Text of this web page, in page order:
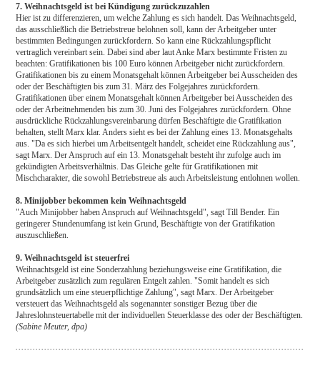
7. Weihnachtsgeld ist bei Kündigung zurückzuzahlen
Hier ist zu differenzieren, um welche Zahlung es sich handelt. Das Weihnachtsgeld,
das ausschließlich die Betriebstreue belohnen soll, kann der Arbeitgeber unter
bestimmten Bedingungen zurückfordern. So kann eine Rückzahlungspflicht
vertraglich vereinbart sein. Dabei sind aber laut Anke Marx bestimmte Fristen zu
beachten: Gratifikationen bis 100 Euro können Arbeitgeber nicht zurückfordern.
Gratifikationen bis zu einem Monatsgehalt können Arbeitgeber bei Ausscheiden des
oder der Beschäftigten bis zum 31. März des Folgejahres zurückfordern.
Gratifikationen über einem Monatsgehalt können Arbeitgeber bei Ausscheiden des
oder der Arbeitnehmenden bis zum 30. Juni des Folgejahres zurückfordern. Ohne
ausdrückliche Rückzahlungsvereinbarung dürfen Beschäftigte die Gratifikation
behalten, stellt Marx klar. Anders sieht es bei der Zahlung eines 13. Monatsgehalts
aus. "Da es sich hierbei um Arbeitsentgelt handelt, scheidet eine Rückzahlung aus",
sagt Marx. Der Anspruch auf ein 13. Monatsgehalt besteht ihr zufolge auch im
gekündigten Arbeitsverhältnis. Das Gleiche gelte für Gratifikationen mit
Mischcharakter, die sowohl Betriebstreue als auch Arbeitsleistung entlohnen wollen.
8. Minijobber bekommen kein Weihnachtsgeld
"Auch Minijobber haben Anspruch auf Weihnachtsgeld", sagt Till Bender. Ein
geringerer Stundenumfang ist kein Grund, Beschäftigte von der Gratifikation
auszuschließen.
9. Weihnachtsgeld ist steuerfrei
Weihnachtsgeld ist eine Sonderzahlung beziehungsweise eine Gratifikation, die
Arbeitgeber zusätzlich zum regulären Entgelt zahlen. "Somit handelt es sich
grundsätzlich um eine steuerpflichtige Zahlung", sagt Marx. Der Arbeitgeber
versteuert das Weihnachtsgeld als sogenannter sonstiger Bezug über die
Jahreslohnsteuertabelle mit der individuellen Steuerklasse des oder der Beschäftigten.
(Sabine Meuter, dpa)